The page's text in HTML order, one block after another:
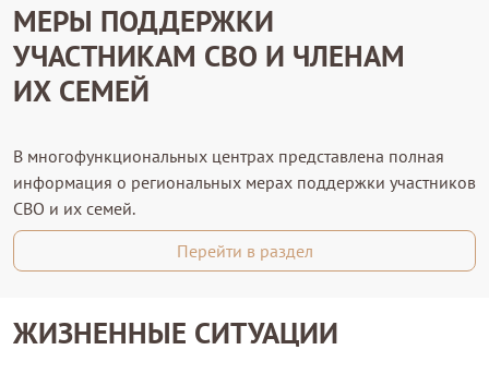
МЕРЫ ПОДДЕРЖКИ
УЧАСТНИКАМ СВО И ЧЛЕНАМ
ИХ СЕМЕЙ
В многофункциональных центрах представлена полная
информация о региональных мерах поддержки участников
СВО и их семей.
Перейти в раздел
ЖИЗНЕННЫЕ СИТУАЦИИ